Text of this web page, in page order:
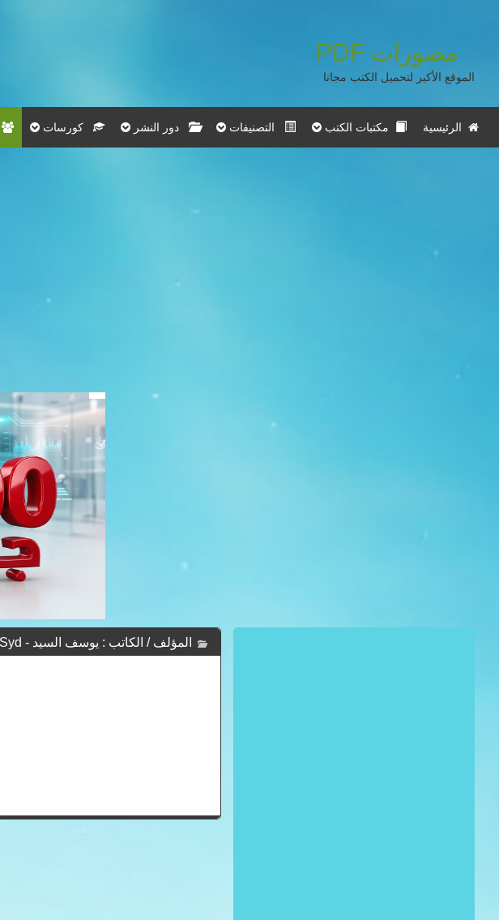
مصورات PDF
الموقع الأكبر لتحميل الكتب مجانا
الرئيسية مكتبات الكتب التصنيفات دور النشر كورسات
المؤلف / الكاتب : يوسف السيد - Ywsf As-Syd